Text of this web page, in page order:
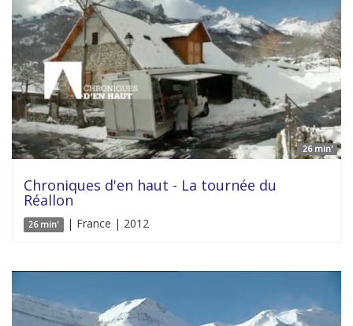
26 min'
Chroniques d'en haut - La tournée du
Réallon
26 min' | France | 2012